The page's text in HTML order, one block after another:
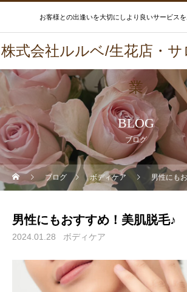
お客様との出逢いを大切にしより良いサービスを
株式会社ルルベ/生花店・
業
BLOG
ブログ
ブログ ボディケア 男性にも
男性にもおすすめ！美肌脱毛♪
2024.01.28 ボディケア